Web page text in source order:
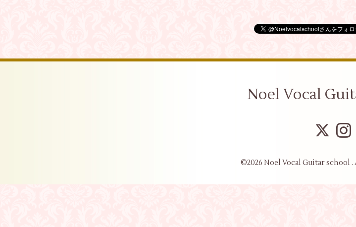
Noel Vocal
©2026 Noel Vocal Guitar school .